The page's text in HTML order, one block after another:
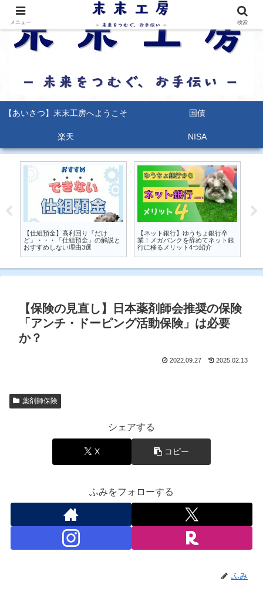
【あいさつ】末末工房へようこそ 国債
楽天 NISA
【仕組預金】高利回り『だけ
ど』・・・「仕組預金」の解説と
おすすめしない理由3選
【ネット銀行】ゆうちょ銀行卒
業！メガバンクを辞めてネット銀
行に移るメリット4つ紹介
【保険の見直し】日本薬剤師会推奨の保険
「アンチ・ドーピング活動保険」は必要
か？
2022.09.27 2025.02.13
薬剤師保険
シェアする
X コピー
ふみをフォローする
ふみ
メニュー 検索